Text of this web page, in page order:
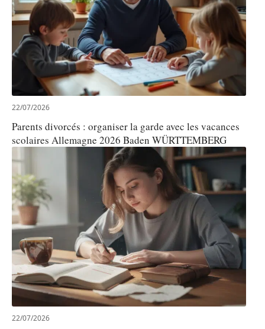
22/07/2026
Parents divorcés : organiser la garde avec les vacances
scolaires Allemagne 2026 Baden WÜRTTEMBERG
22/07/2026